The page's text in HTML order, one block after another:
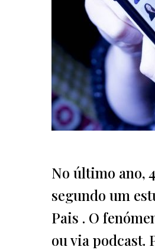
No último ano,
segundo um
Pais . O
ou via podcast.